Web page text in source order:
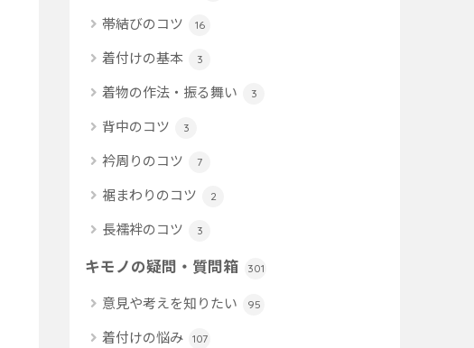
帯結びのコツ 16
着付けの基本 3
着物の作法・振る舞い 3
背中のコツ 3
衿周りのコツ 7
裾まわりのコツ 2
長襦袢のコツ 3
キモノの疑問・質問箱 301
意見や考えを知りたい 95
着付けの悩み 107